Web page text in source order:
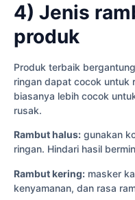
4) Jenis
produk
Produk terbaik
ringan dapat cocok untuk
biasanya lebih cocok
rusak.
Rambut halus: gunakan
ringan. Hindari hasil
Rambut kering: masker
kenyamanan, dan rasa